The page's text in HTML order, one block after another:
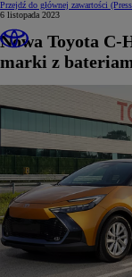
Przejdź do głównej zawartości
6 listopada 2023
Nowa Toyota C-
marki z